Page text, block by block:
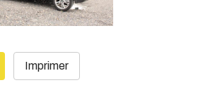
Imprimer